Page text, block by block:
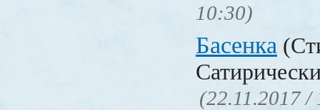
10:30)
Басенка
(22.11.2017 /